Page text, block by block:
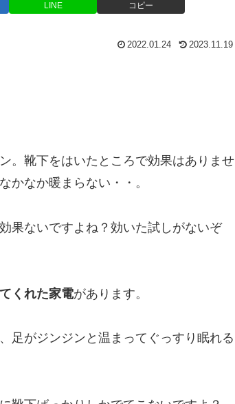
LINE コピー
2022.01.24 2023.11.19
。靴下をはいたところで効果はありませ
かなか暖まらない・・。
果ないですよね？効いた試しがないぞ
くれた家電があります。
足がジンジンと温まってぐっすり眠れる